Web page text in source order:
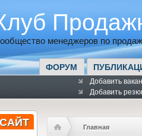
менеджеров по
ФОРУМ
Добавить
Добавить
Главная